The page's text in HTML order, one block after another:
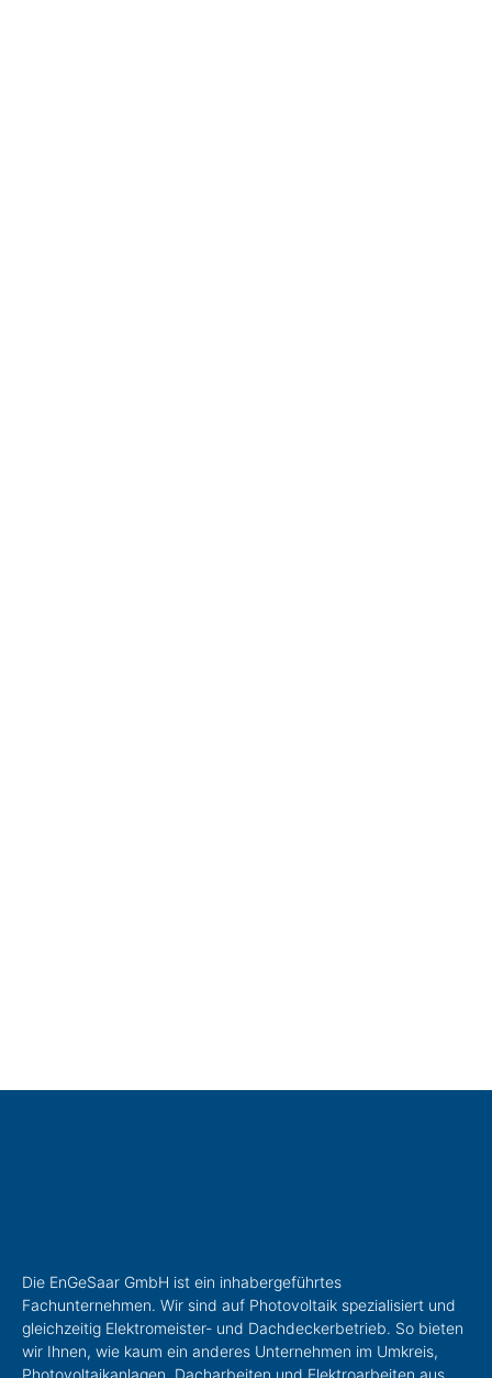
Die EnGeSaar GmbH ist ein inhabergeführtes
Fachunternehmen. Wir sind auf Photovoltaik spezialisiert und
gleichzeitig Elektromeister- und Dachdeckerbetrieb. So bieten
wir Ihnen, wie kaum ein anderes Unternehmen im Umkreis,